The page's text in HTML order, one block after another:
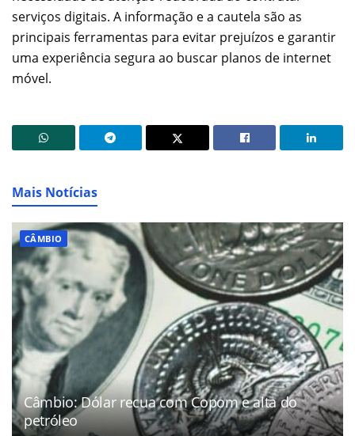
serviços digitais. A informação e a cautela são as
principais ferramentas para evitar prejuízos e garantir
uma experiência segura ao buscar planos de internet
móvel.
Mais Notícias
CÂMBIO
Câmbio: Dólar recua com Copom e alta do
petróleo